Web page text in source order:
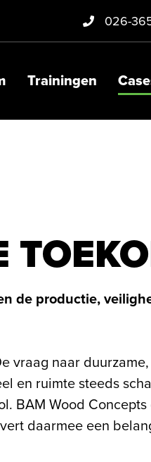
026-
Trainingen
de productie,
vraag naar
en ruimte steeds
BAM Wood
daarmee een